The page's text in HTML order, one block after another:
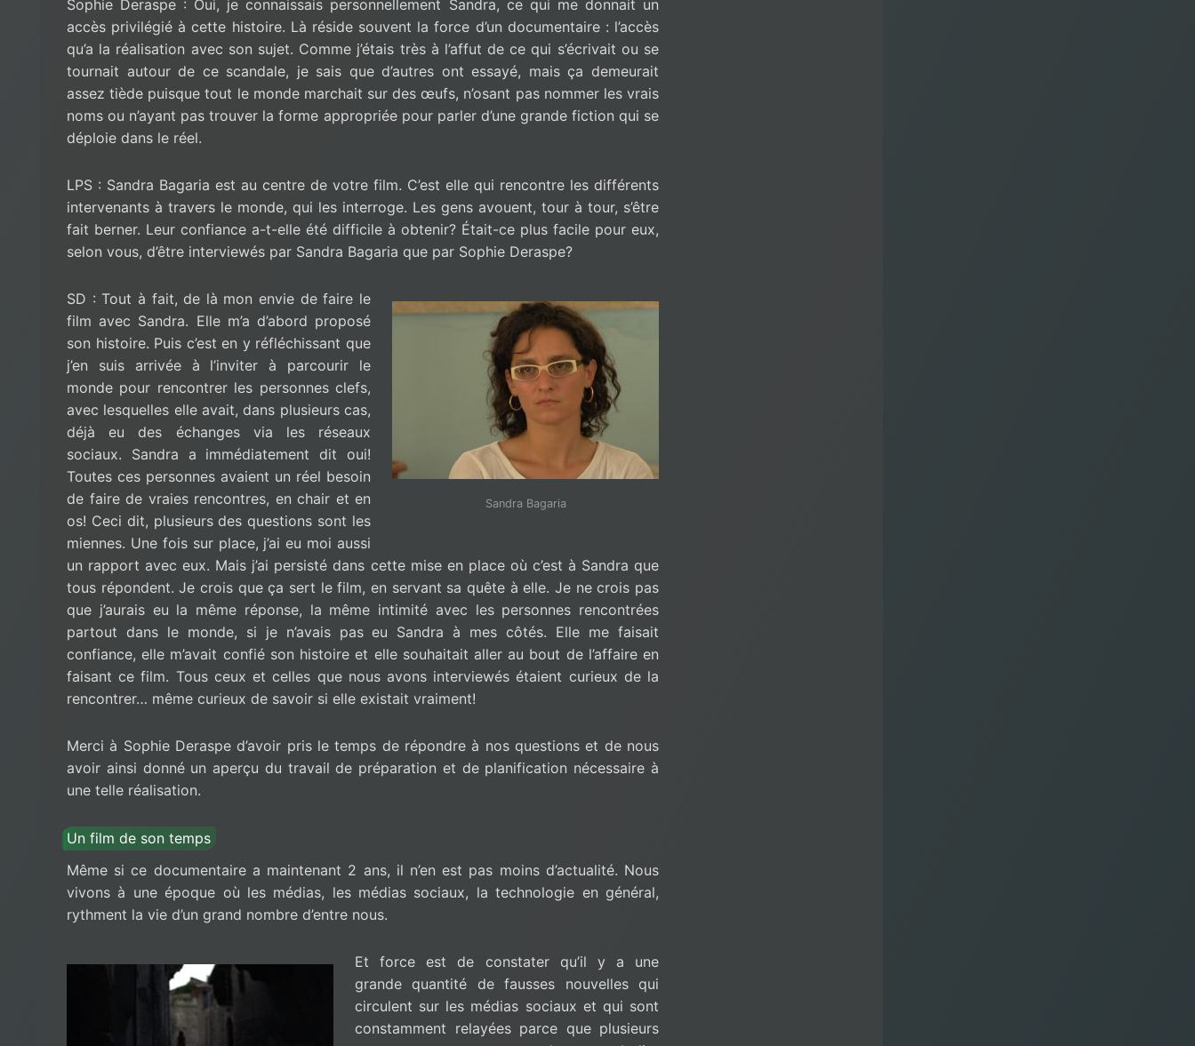
Sophie Deraspe : Oui, je connaissais personnellement Sandra, ce qui me donnait un
accès privilégié à cette histoire. Là réside souvent la force d’un documentaire : l’accès
qu’a la réalisation avec son sujet. Comme j’étais très à l’affut de ce qui s’écrivait ou se
tournait autour de ce scandale, je sais que d’autres ont essayé, mais ça demeurait
assez tiède puisque tout le monde marchait sur des œufs, n’osant pas nommer les vrais
noms ou n’ayant pas trouver la forme appropriée pour parler d’une grande fiction qui se
déploie dans le réel.
LPS : Sandra Bagaria est au centre de votre film. C’est elle qui rencontre les différents
intervenants à travers le monde, qui les interroge. Les gens avouent, tour à tour, s’être
fait berner. Leur confiance a-t-elle été difficile à obtenir? Était-ce plus facile pour eux,
selon vous, d’être interviewés par Sandra Bagaria que par Sophie Deraspe?
Sandra Bagaria
SD : Tout à fait, de là mon envie de faire le
film avec Sandra. Elle m’a d’abord proposé
son histoire. Puis c’est en y réfléchissant que
j’en suis arrivée à l’inviter à parcourir le
monde pour rencontrer les personnes clefs,
avec lesquelles elle avait, dans plusieurs cas,
déjà eu des échanges via les réseaux
sociaux. Sandra a immédiatement dit oui!
Toutes ces personnes avaient un réel besoin
de faire de vraies rencontres, en chair et en
os! Ceci dit, plusieurs des questions sont les
miennes. Une fois sur place, j’ai eu moi aussi
un rapport avec eux. Mais j’ai persisté dans cette mise en place où c’est à Sandra que
tous répondent. Je crois que ça sert le film, en servant sa quête à elle. Je ne crois pas
que j’aurais eu la même réponse, la même intimité avec les personnes rencontrées
partout dans le monde, si je n’avais pas eu Sandra à mes côtés. Elle me faisait
confiance, elle m’avait confié son histoire et elle souhaitait aller au bout de l’affaire en
faisant ce film. Tous ceux et celles que nous avons interviewés étaient curieux de la
rencontrer… même curieux de savoir si elle existait vraiment!
Merci à Sophie Deraspe d’avoir pris le temps de répondre à nos questions et de nous
avoir ainsi donné un aperçu du travail de préparation et de planification nécessaire à
une telle réalisation.
Un film de son temps
Même si ce documentaire a maintenant 2 ans, il n’en est pas moins d’actualité. Nous
vivons à une époque où les médias, les médias sociaux, la technologie en général,
rythment la vie d’un grand nombre d’entre nous.
Et force est de constater qu’il y a une
grande quantité de fausses nouvelles qui
circulent sur les médias sociaux et qui sont
constamment relayées parce que plusieurs